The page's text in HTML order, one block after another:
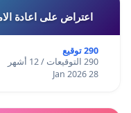
اعتراض على اعادة
290 توقيع
290 التوقيعات / 12 أشهر
28 Jan 2026